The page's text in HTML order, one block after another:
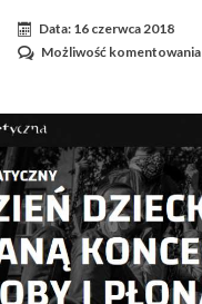
Data: 16 czerwca 2018
Możliwość komentowania